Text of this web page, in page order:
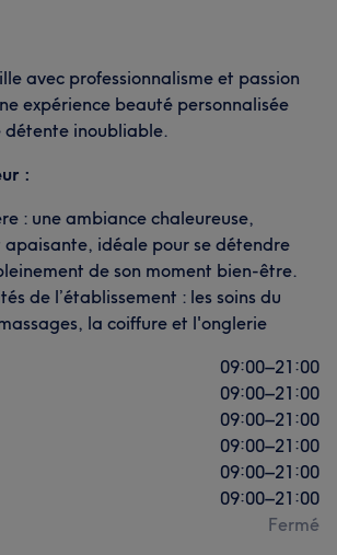
avec professionnalisme et passion
expérience beauté personnalisée
détente inoubliable.
:
: une ambiance chaleureuse,
idéale pour se détendre
de son moment bien-être.
de l’établissement : les soins du
la coiffure et l'onglerie
09:00–21:00
09:00–21:00
09:00–21:00
09:00–21:00
09:00–21:00
09:00–21:00
Fermé